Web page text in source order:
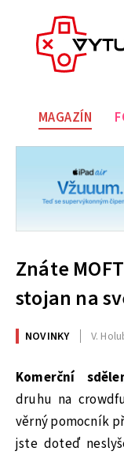
MAGAZÍN
Znáte
stojan na
NOVINKY V.
Komerční
druhu na
věrný pomocník
jste doteď